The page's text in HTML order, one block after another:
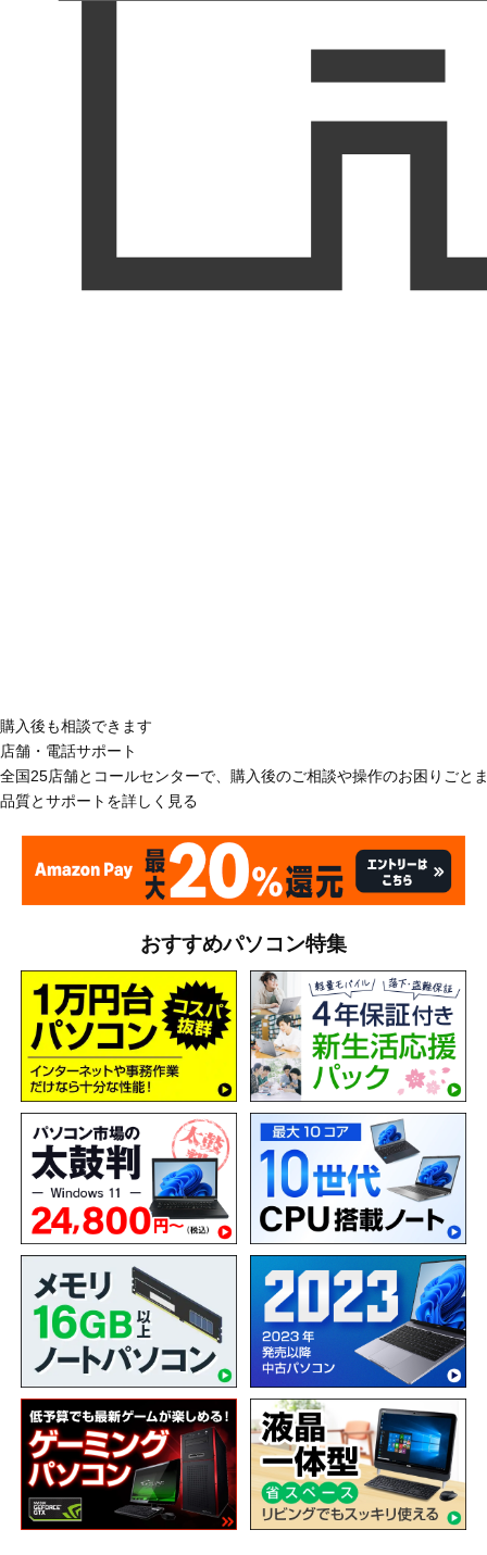
購入後も相談できます
店舗・電話サポート
全国25店舗とコールセンターで、購入後のご相談や操作のお困りごと
品質とサポートを詳しく見る
おすすめパソコン特集